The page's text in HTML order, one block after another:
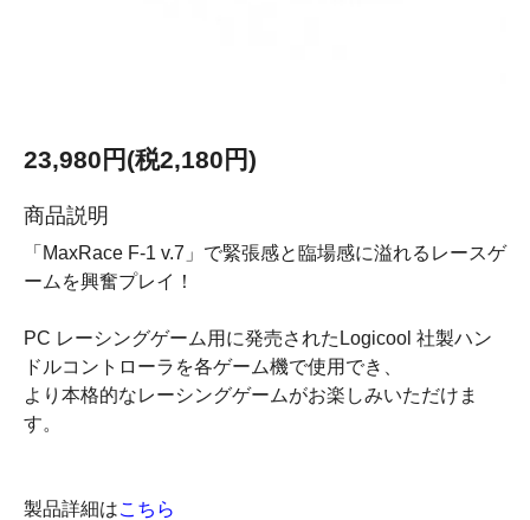
23,980円(税2,180円)
商品説明
「MaxRace F-1 v.7」で緊張感と臨場感に溢れるレースゲ
ームを興奮プレイ！
PC レーシングゲーム用に発売されたLogicool 社製ハン
ドルコントローラを各ゲーム機で使用でき、
より本格的なレーシングゲームがお楽しみいただけま
す。
製品詳細はこちら